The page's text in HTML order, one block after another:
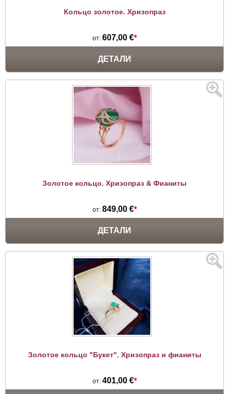
Кольцо золотое. Хризопраз
от: 607,00 €*
ДЕТАЛИ
Золотое кольцо. Хризопраз & Фианиты
от: 849,00 €*
ДЕТАЛИ
Золотое кольцо "Букет". Хризопраз и фианиты
от: 401,00 €*